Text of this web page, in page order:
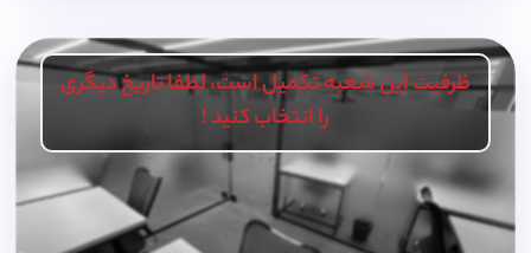
ظرفیت این شعبه تکمیل است، لطفا تاریخ دیگری
را انتخاب کنید !